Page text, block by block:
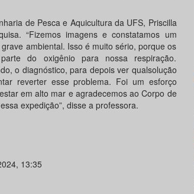
de Pesca e Aquicultura da UFS, Priscilla
“Fizemos imagens e constatamos um
ambiental. Isso é muito sério, porque os
do oxigênio para nossa respiração.
o diagnóstico, para depois ver qualsolução
reverter esse problema. Foi um esforço
em alto mar e agradecemos ao Corpo de
expedição”, disse a professora.
13:35